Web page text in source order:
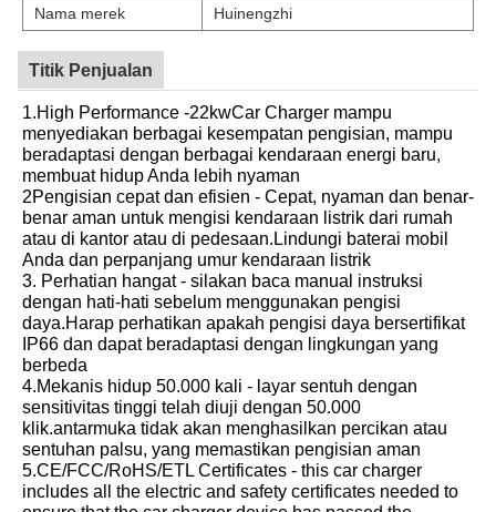
Nama merek
Huinengzhi
Titik Penjualan
1.High Performance -22kwCar Charger mampu
menyediakan berbagai kesempatan pengisian, mampu
beradaptasi dengan berbagai kendaraan energi baru,
membuat hidup Anda lebih nyaman
2Pengisian cepat dan efisien - Cepat, nyaman dan benar-
benar aman untuk mengisi kendaraan listrik dari rumah
atau di kantor atau di pedesaan.Lindungi baterai mobil
Anda dan perpanjang umur kendaraan listrik
3. Perhatian hangat - silakan baca manual instruksi
dengan hati-hati sebelum menggunakan pengisi
daya.Harap perhatikan apakah pengisi daya bersertifikat
IP66 dan dapat beradaptasi dengan lingkungan yang
berbeda
4.Mekanis hidup 50.000 kali - layar sentuh dengan
sensitivitas tinggi telah diuji dengan 50.000
klik.antarmuka tidak akan menghasilkan percikan atau
sentuhan palsu, yang memastikan pengisian aman
5.CE/FCC/RoHS/ETL Certificates - this car charger
includes all the electric and safety certificates needed to